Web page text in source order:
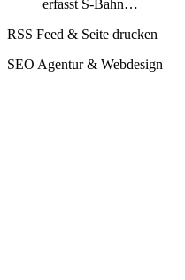
erfasst S-Bahn…
RSS Feed & Seite drucken
SEO Agentur & Webdesign